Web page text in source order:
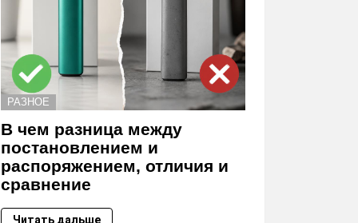
РАЗНОЕ
В чем разница между
постановлением и
распоряжением, отличия и
сравнение
Читать дальше